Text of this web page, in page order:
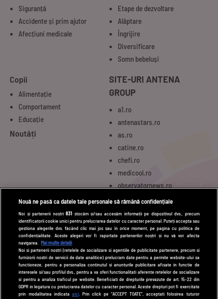
Siguranță
Accidente și prim ajutor
Afecțiuni medicale
Etape de dezvoltare
Alăptare
Îngrijire
Diversificare
Somn bebeluși
Copii
Alimentație
Comportament
Educație
Noutăți
SITE-URI ANTENA
GROUP
a1.ro
antenastars.ro
as.ro
catine.ro
chefi.ro
medicool.ro
observatornews.ro
spynews.ro
tvhappy.ro
useit.ro
zutv.ro
Trends AntenaPLAY
AntenaPLAY
UTILE
Nouă ne pasă ca datele tale personale să rămână confidențiale
Noi și partenerii noștri831 stocăm și/sau accesăm informații pe dispozitivul dvs., precum
identificatorii cookie unici pentru prelucrarea datelor cu caracter personal. Puteți accepta sau
gestiona alegerile dvs. făcând clic mai jos sau în orice moment, pe pagina cu politica de
confidențialitate. Aceste alegeri vor fi raportate partenerilor noștri și nu vă vor afecta
navigarea.
Mai multe detalii
Noi si partenerii nostri (retelele de socializare si agentiile de publicitate partenere, precum si
furnizorii nostri de servicii de date analitice) prelucram date pentru a permite website-ului sa
functioneze, pentru a personaliza continutul si anunturile publicitare afisate in functie de
interesele si/sau profilul dvs., pentru a va oferi functionalitati aferente retelelor de socializare
si pentru a analiza traficul pe website. Beneficiati de drepturile prevazute de art. 15-22 din
GDPR in legatura cu prelucrarea datelor cu caracter personal. Aceste drepturi pot fi exercitate
prin modalitatea indicata aici. Prin click pe “ACCEPT TOATE”, acceptati folosirea tuturor